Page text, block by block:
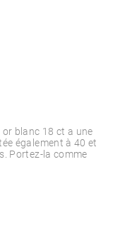
blanc 18 ct a une
également à 40 et
Portez-la comme